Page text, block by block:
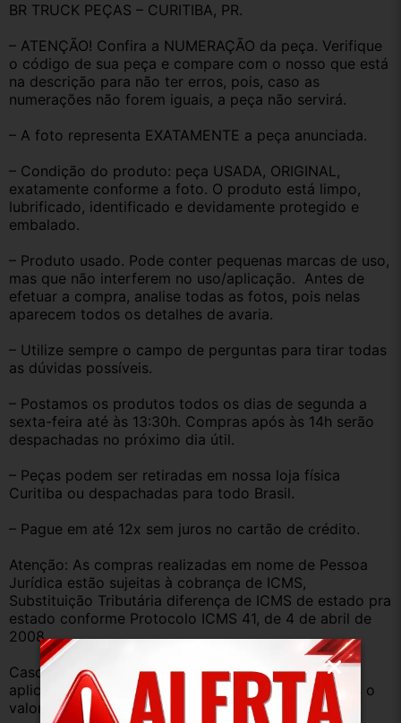
BR TRUCK PEÇAS – CURITIBA, PR.
– ATENÇÃO! Confira a NUMERAÇÃO da peça. Verifique
o código de sua peça e compare com o nosso que está
na descrição para não ter erros, pois, caso as
numerações não forem iguais, a peça não servirá.
– A foto representa EXATAMENTE a peça anunciada.
– Condição do produto: peça USADA, ORIGINAL,
exatamente conforme a foto. O produto está limpo,
lubrificado, identificado e devidamente protegido e
embalado.
– Produto usado. Pode conter pequenas marcas de uso,
mas que não interferem no uso/aplicação.  Antes de
efetuar a compra, analise todas as fotos, pois nelas
aparecem todos os detalhes de avaria.
– Utilize sempre o campo de perguntas para tirar todas
as dúvidas possíveis.
– Postamos os produtos todos os dias de segunda a
sexta-feira até às 13:30h. Compras após às 14h serão
despachadas no próximo dia útil.
– Peças podem ser retiradas em nossa loja física
Curitiba ou despachadas para todo Brasil.
– Pague em até 12x sem juros no cartão de crédito.
Atenção: As compras realizadas em nome de Pessoa
Jurídica estão sujeitas à cobrança de ICMS,
Substituição Tributária diferença de ICMS de estado pra
estado conforme Protocolo ICMS 41, de 4 de abril de
2008.
Caso você tenha dúvidas sobre o percentual a ser
aplicado, nos consulte através do campo perguntas o
valor que será acrescentado.